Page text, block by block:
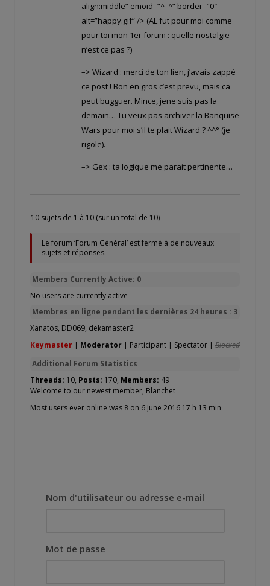
align:middle” emoid=”^_^” border=”0″
alt=”happy.gif” /> (AL fut pour moi comme
pour toi mon 1er forum : quelle nostalgie
n’est ce pas ?)
–> Wizard : merci de ton lien, j’avais zappé
ce post ! Bon en gros c’est prevu, mais ca
peut bugguer. Mince, jene suis pas la
demain… Tu veux pas archiver la Banquise
Wars pour moi s’il te plait Wizard ? ^^° (je
rigole).
–> Gex : ta logique me parait pertinente…
10 sujets de 1 à 10 (sur un total de 10)
Le forum ‘Forum Général’ est fermé à de nouveaux
sujets et réponses.
Members Currently Active: 0
No users are currently active
Membres en ligne pendant les dernières 24 heures : 3
Xanatos, DD069, dekamaster2
Keymaster | Moderator | Participant | Spectator | Blocked
Additional Forum Statistics
Threads: 10, Posts: 170, Members: 49
Welcome to our newest member, Blanchet
Most users ever online was 8 on 6 June 2016 17 h 13 min
Nom d'utilisateur ou adresse e-mail
Mot de passe